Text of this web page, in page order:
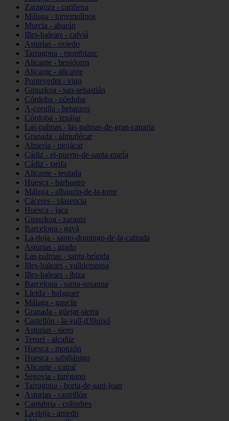
Zaragoza - cariñena
Málaga - torremolinos
Murcia - abarán
Illes-balears - calvià
Asturias - oviedo
Tarragona - montblanc
Alicante - benidorm
Alicante - alicante
Pontevedra - vigo
Gipuzkoa - san-sebastián
Córdoba - córdoba
A-coruña - betanzos
Córdoba - iznájar
Las-palmas - las-palmas-de-gran-canaria
Granada - almuñécar
Almería - mojácar
Cádiz - el-puerto-de-santa-maría
Cádiz - tarifa
Alicante - teulada
Huesca - barbastro
Málaga - alhaurín-de-la-torre
Cáceres - plasencia
Huesca - jaca
Gipuzkoa - zarautz
Barcelona - gavà
La-rioja - santo-domingo-de-la-calzada
Asturias - grado
Las-palmas - santa-brígida
Illes-balears - valldemossa
Illes-balears - ibiza
Barcelona - santa-susanna
Lleida - balaguer
Málaga - gaucín
Granada - güejar-sierra
Castellón - la-vall-d39uixó
Asturias - siero
Teruel - alcañiz
Huesca - monzón
Huesca - sabiñánigo
Alicante - catral
Segovia - turégano
Tarragona - horta-de-sant-joan
Asturias - castrillón
Cantabria - colindres
La-rioja - arnedo